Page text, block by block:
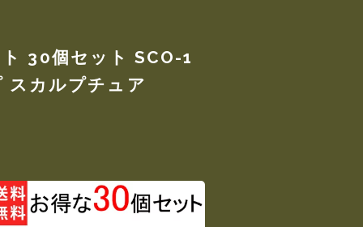
30個セット SCO-1
スカルプチュア